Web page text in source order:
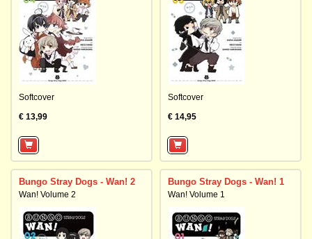
Softcover
€ 13,99
Softcover
€ 14,95
Bungo Stray Dogs - Wan! 2
Wan! Volume 2
Bungo Stray Dogs - Wan! 1
Wan! Volume 1